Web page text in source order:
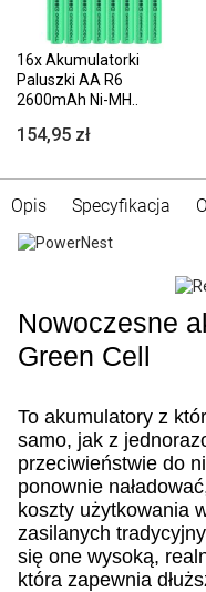
16x Akumulatorki
Paluszki AA R6
2600mAh Ni-MH..
154,95 zł
Opis Specyfikacja
Nowoczesne
Green Cell
To akumulatory z
samo, jak z
przeciwieństwie do
ponownie
koszty użytkowania
zasilanych
się one wysoką,
która zapewnia